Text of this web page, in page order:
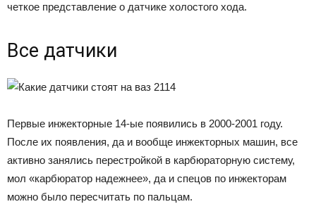
четкое представление о датчике холостого хода.
Все датчики
Первые инжекторные 14-ые появились в 2000-2001 году.
После их появления, да и вообще инжекторных машин, все
активно занялись перестройкой в карбюраторную систему,
мол «карбюратор надежнее», да и спецов по инжекторам
можно было пересчитать по пальцам.